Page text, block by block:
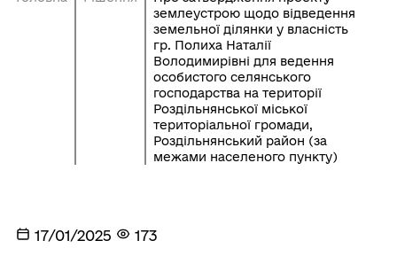
землеустрою щодо відведення
земельної ділянки у власність
гр. Полиха Наталії
Володимирівні для ведення
особистого селянського
господарства на території
Роздільнянської міської
територіальної громади,
Роздільнянський район (за
межами населеного пункту)
17/01/2025 173